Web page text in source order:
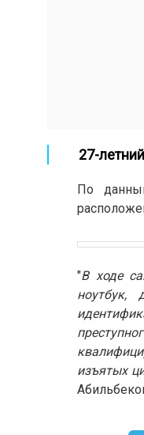
27-
По
"В ходе
ноутбук,
изъятых